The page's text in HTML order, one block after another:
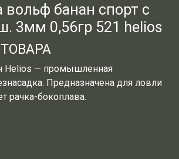
банан спорт с
3мм 0,56гр 521 helios
— промышленная
Предназначена для ловли
рачка-бокоплава.